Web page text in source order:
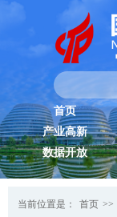
首页
产业高新
数据开放
当前位置是： 首页 >>